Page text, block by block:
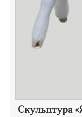
Скульптура